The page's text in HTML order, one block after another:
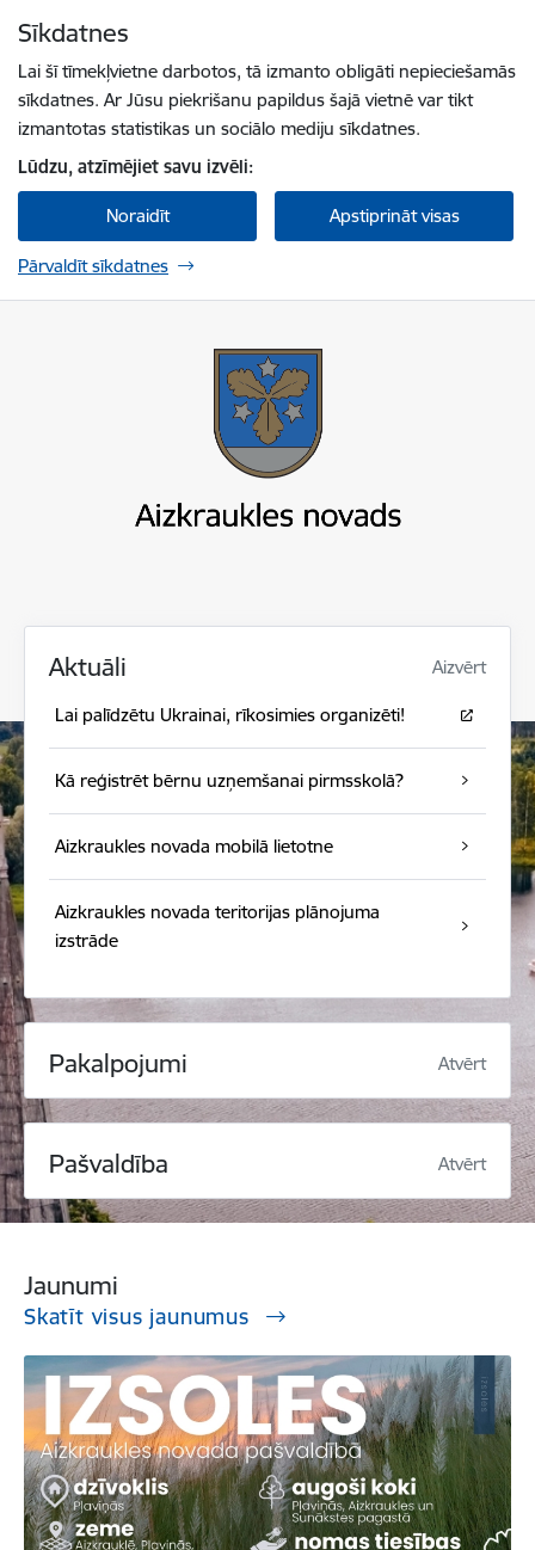
Sīkdatnes
Lai šī tīmekļvietne darbotos, tā izmanto obligāti nepieciešamās
sīkdatnes. Ar Jūsu piekrišanu papildus šajā vietnē var tikt
izmantotas statistikas un sociālo mediju sīkdatnes.
Lūdzu, atzīmējiet savu izvēli:
Noraidīt Apstiprināt visas
Pārvaldīt sīkdatnes
Aktuāli Aizvērt
Lai palīdzētu Ukrainai, rīkosimies organizēti!
Kā reģistrēt bērnu uzņemšanai pirmsskolā?
Aizkraukles novada mobilā lietotne
Aizkraukles novada teritorijas plānojuma
izstrāde
Pakalpojumi Atvērt
Pašvaldība Atvērt
Jaunumi
Skatīt visus jaunumus